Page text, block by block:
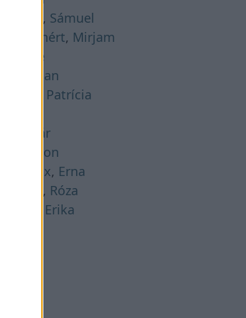
, Sámuel
Menyhért, Mirjam
Bence
Bertalan
Patrícia
Gáspár
Ágoston
Beatrix, Erna
, Róza
Erika